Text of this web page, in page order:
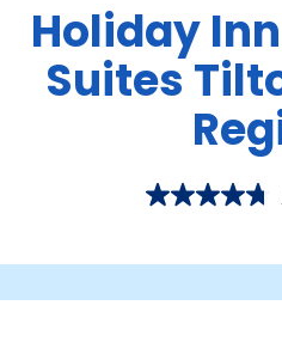
Holiday
Suites